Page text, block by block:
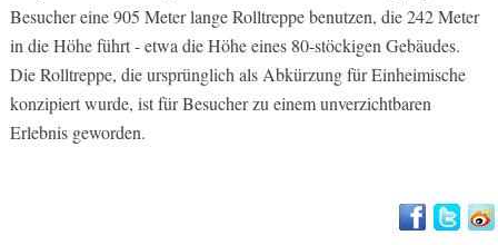
Besucher eine 905 Meter lange Rolltreppe benutzen, die 242 Meter
in die Höhe führt - etwa die Höhe eines 80-stöckigen Gebäudes.
Die Rolltreppe, die ursprünglich als Abkürzung für Einheimische
konzipiert wurde, ist für Besucher zu einem unverzichtbaren
Erlebnis geworden.